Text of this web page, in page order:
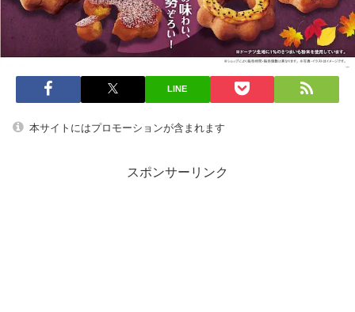
LINE
本サイトにはプロモーションが含まれます
スポンサーリンク